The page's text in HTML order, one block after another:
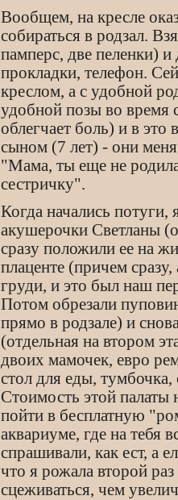
Вообщем, на кресле
собираться в родзал.
памперс, две пеленки)
прокладки, телефон.
креслом, а с удобной
удобной позы во время
облегчает боль) и в
сыном (7 лет) - они меня
"Мама, ты еще не
сестричку".
Когда начались потуги,
акушерочки Светланы
сразу положили ее на
плаценте (причем
груди, и это был наш
Потом обрезали
прямо в родзале) и
(отдельная на втором
двоих мамочек, евро
стол для еды,
Стоимость этой
пойти в бесплатную
аквариуме, где на тебя
спрашивали, как ест, а
что я рожала второй
сцеживаться, чем